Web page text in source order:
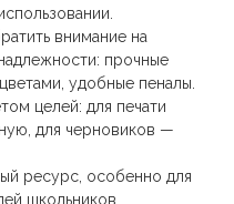
внимание на
прочные
удобные пеналы.
целей: для печати
для черновиков —
ресурс, особенно для
школьников.